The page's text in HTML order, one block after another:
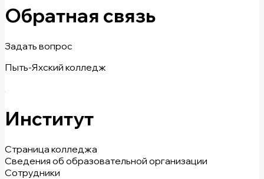
Обратная связь
Задать вопрос
Пыть-Яхский колледж
Институт
Страница колледжа
Сведения об образовательной организации
Сотрудники